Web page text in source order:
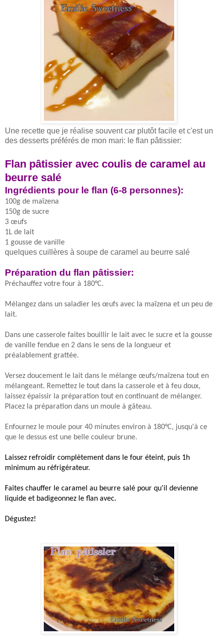
Une recette que je réalise souvent car plutôt facile et c'est un
des desserts préférés de mon mari: le flan pâtissier:
Flan pâtissier avec coulis de caramel au
beurre salé
Ingrédients pour le flan (6-8 personnes):
100g de maïzena
150g de sucre
3 œufs
1L de lait
1 gousse de vanille
quelques cuillères à soupe de caramel au beurre salé
Préparation du flan pâtissier:
Préchauffez votre four à 180°C.
Mélangez dans un saladier les œufs avec la maïzena et un peu de
lait.
Dans une casserole faites bouillir le lait avec le sucre et la gousse
de vanille fendue en 2 dans le sens de la longueur et
préalablement grattée.
Versez doucement le lait dans le mélange œufs/maïzena tout en
mélangeant. Remettez le tout dans la casserole et à feu doux,
laissez épaissir la préparation tout en continuant de mélanger.
Placez la préparation dans un moule à gâteau.
Enfournez le moule pour 40 minutes environ à 180°C, jusqu'à ce
que le dessus est une belle couleur brune.
Laissez refroidir complètement dans le four éteint, puis 1h
minimum au réfrigérateur.
Faites chauffer le caramel au beurre salé pour qu'il devienne
liquide et badigeonnez le flan avec.
Dégustez!